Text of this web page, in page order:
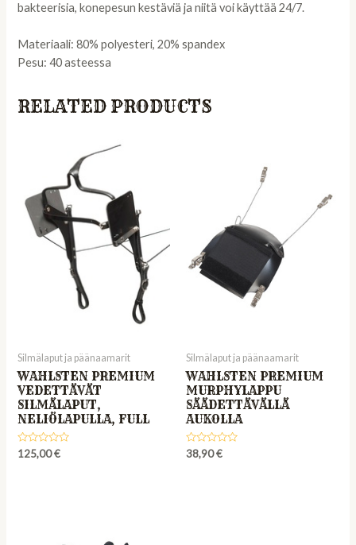
bakteerisia, konepesun kestäviä ja niitä voi käyttää 24/7.
Materiaali: 80% polyesteri, 20% spandex
Pesu: 40 asteessa
RELATED PRODUCTS
Silmälaput ja päänaamarit
WAHLSTEN PREMIUM
VEDETTÄVÄT
SILMÄLAPUT,
NELIÖLAPULLA, FULL
Rated
125,00€
Silmälaput ja päänaamarit
WAHLSTEN PREMIUM
MURPHYLAPPU
SÄÄDETTÄVÄLLÄ
AUKOLLA
Rated
38,90€